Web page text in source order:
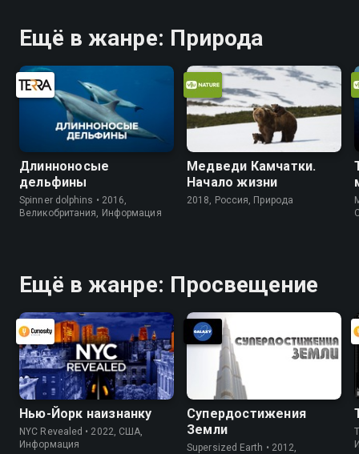
Ещё в жанре: Природа
Длинноносые
дельфины
Spinner dolphins • 2016,
Великобритания, Информация
Медведи Камчатки.
Начало жизни
2018, Россия, Природа
Ещё в жанре: Просвещение
Нью-Йорк наизнанку
NYC Revealed • 2022, США,
Информация
Супердостижения
Земли
Supersized Earth • 2012,